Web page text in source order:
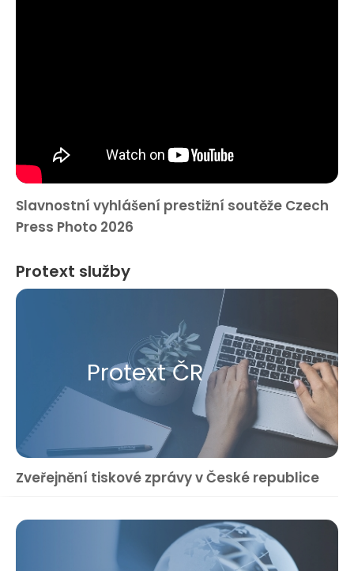
Slavnostní vyhlášení prestižní soutěže Czech
Press Photo 2026
Protext služby
Protext ČR
Zveřejnění tiskové zprávy v České republice